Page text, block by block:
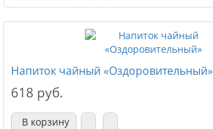
Напиток чайный «Оздоровительный»
618 руб.
В корзину